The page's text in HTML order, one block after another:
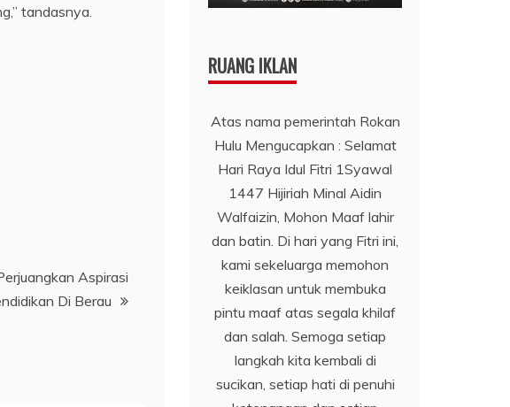
tandasnya.
Aspirasi
Di Berau
RUANG IKLAN
Atas nama pemerintah Rokan
Hulu Mengucapkan : Selamat
Hari Raya Idul Fitri 1Syawal
1447 Hijiriah Minal Aidin
Walfaizin, Mohon Maaf lahir
dan batin. Di hari yang Fitri ini,
kami sekeluarga memohon
keiklasan untuk membuka
pintu maaf atas segala khilaf
dan salah. Semoga setiap
langkah kita kembali di
sucikan, setiap hati di penuhi